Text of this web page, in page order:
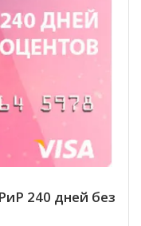
240 дней без